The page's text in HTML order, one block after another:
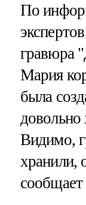
По
гравюра
Мария
была
Видимо,
хранили,
сообщает